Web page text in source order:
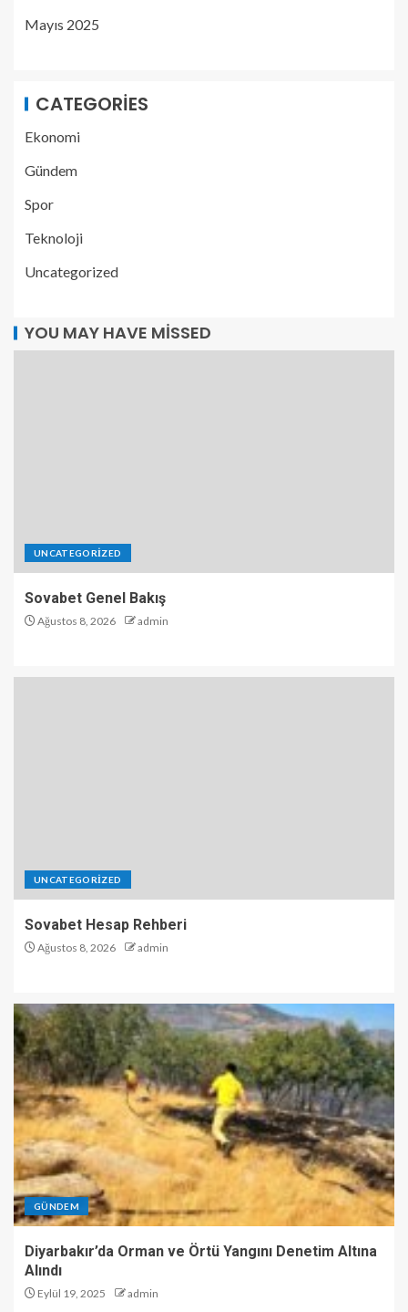
Mayıs 2025
CATEGORIES
Ekonomi
Gündem
Spor
Teknoloji
Uncategorized
YOU MAY HAVE MISSED
UNCATEGORIZED
Sovabet Genel Bakış
Ağustos 8, 2026 admin
UNCATEGORIZED
Sovabet Hesap Rehberi
Ağustos 8, 2026 admin
GÜNDEM
Diyarbakır’da Orman ve Örtü Yangını Denetim Altına
Alındı
Eylül 19, 2025 admin